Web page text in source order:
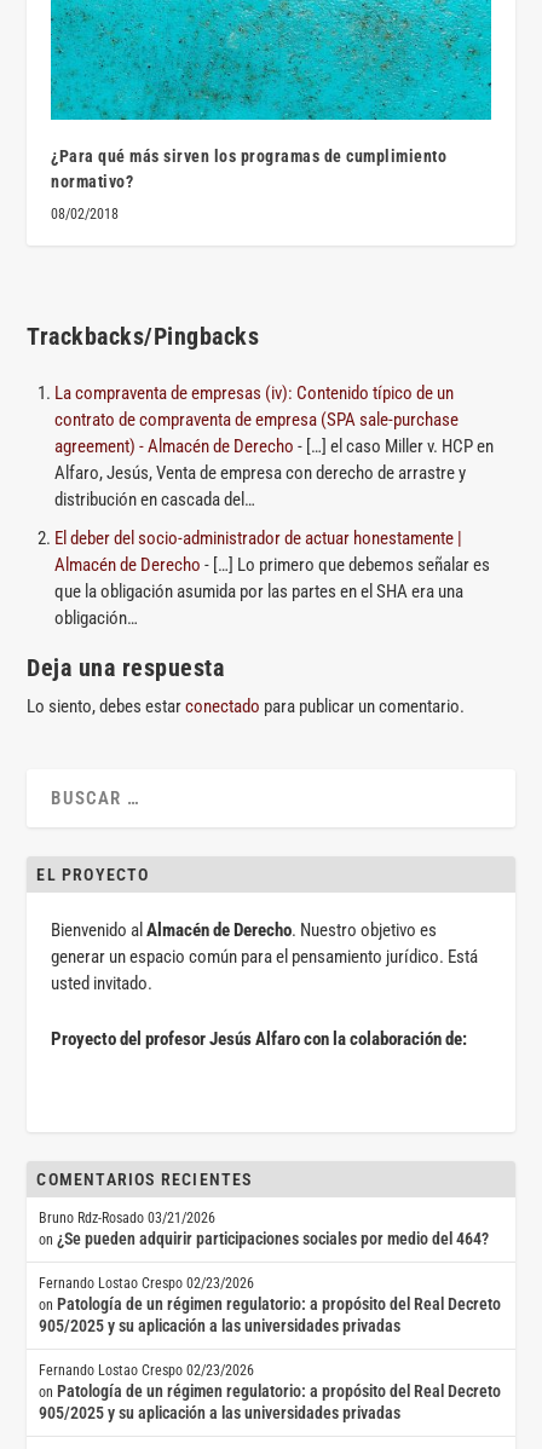
¿Para qué más sirven los programas de cumplimiento
normativo?
08/02/2018
Trackbacks/Pingbacks
La compraventa de empresas (iv): Contenido típico de un
contrato de compraventa de empresa (SPA sale-purchase
agreement) - Almacén de Derecho - […] el caso Miller v. HCP en
Alfaro, Jesús, Venta de empresa con derecho de arrastre y
distribución en cascada del…
El deber del socio-administrador de actuar honestamente |
Almacén de Derecho - […] Lo primero que debemos señalar es
que la obligación asumida por las partes en el SHA era una
obligación…
Deja una respuesta
Lo siento, debes estarconectado para publicar un comentario.
EL PROYECTO
Bienvenido alAlmacén de Derecho. Nuestro objetivo es
generar un espacio común para el pensamiento jurídico. Está
usted invitado.
Proyecto del profesor Jesús Alfaro con la colaboración de:
COMENTARIOS RECIENTES
Bruno Rdz-Rosado 03/21/2026
on¿Se pueden adquirir participaciones sociales por medio del 464?
Fernando Lostao Crespo 02/23/2026
on Patología de un régimen regulatorio: a propósito del Real Decreto
905/2025 y su aplicación a las universidades privadas
Fernando Lostao Crespo 02/23/2026
on Patología de un régimen regulatorio: a propósito del Real Decreto
905/2025 y su aplicación a las universidades privadas